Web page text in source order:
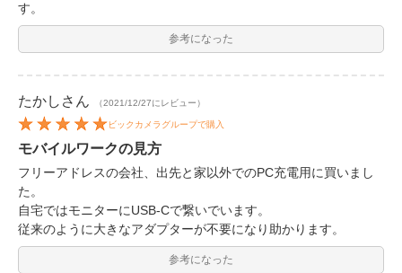
す。
参考になった
たかし さん （2021/12/27にレビュー）
ビックカメラグループで購入
モバイルワークの見方
フリーアドレスの会社、出先と家以外でのPC充電用に買いまし
た。
自宅ではモニターにUSB-Cで繋いでいます。
従来のように大きなアダプターが不要になり助かります。
参考になった